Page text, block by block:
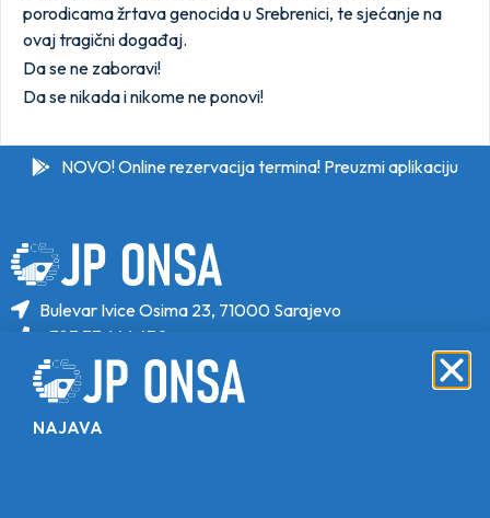
porodicama žrtava genocida u Srebrenici, te sjećanje na
ovaj tragični događaj.
Da se ne zaboravi!
Da se nikada i nikome ne ponovi!
NOVO! Online rezervacija termina! Preuzmi aplikaciju
Bulevar Ivice Osima 23, 71000 Sarajevo
+387 33 646 470
+387 33 646 471
info@jponsa.ba
NAJAVA